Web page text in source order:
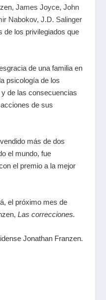
James Joyce,John
Nabokov,J.D. Salinger
de los privilegiados que
de una familia en
psicología de los
de las consecuencias
de sus
más de dos
el mundo, fue
el premio a la mejor
el próximo mes de
Las correcciones.
Jonathan Franzen.